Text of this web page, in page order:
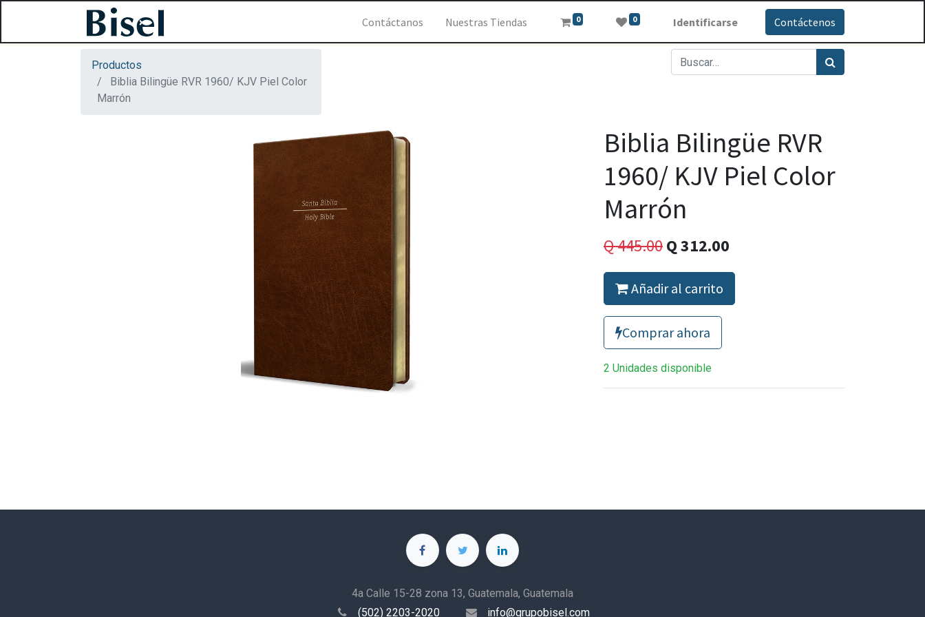
Contáctanos Nuestras Tiendas 0 0 Identificarse Contáctenos
Productos
Biblia Bilingüe RVR 1960/ KJV Piel Color
Marrón
Biblia Bilingüe RVR
1960/ KJV Piel Color
Marrón
Q445.00Q312.00
Añadir al carrito
Comprar ahora
2 Unidades disponible
4a Calle 15-28 zona 13, Guatemala, Guatemala
(502) 2203-2020
info@grupobisel.com